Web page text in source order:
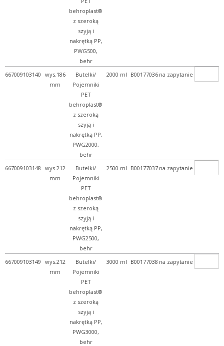
behroplast®
z szeroką
szyją i
nakrętką PP,
PWG500,
behr
667009103140 wys.186
mm
Butelki/
Pojemniki
PET
behroplast®
z szeroką
szyją i
nakrętką PP,
PWG2000,
behr
2000 ml B00177036 na zapytanie
667009103148 wys.212
mm
Butelki/
Pojemniki
PET
behroplast®
z szeroką
szyją i
nakrętką PP,
PWG2500,
behr
2500 ml B00177037 na zapytanie
667009103149 wys.212
mm
Butelki/
Pojemniki
PET
behroplast®
z szeroką
szyją i
nakrętką PP,
PWG3000,
behr
3000 ml B00177038 na zapytanie